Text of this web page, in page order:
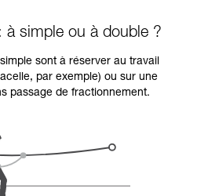
notice technique pour
nécessite une
spécifique. Validez
autonomie.
exemples de techniques
Il peut en exister d’autres
pas ici.
à simple ou à double ?
sont à réserver au travail
par exemple) ou sur une
passage de fractionnement.